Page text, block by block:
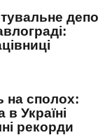
депо
на сполох:
Україні
рекорди